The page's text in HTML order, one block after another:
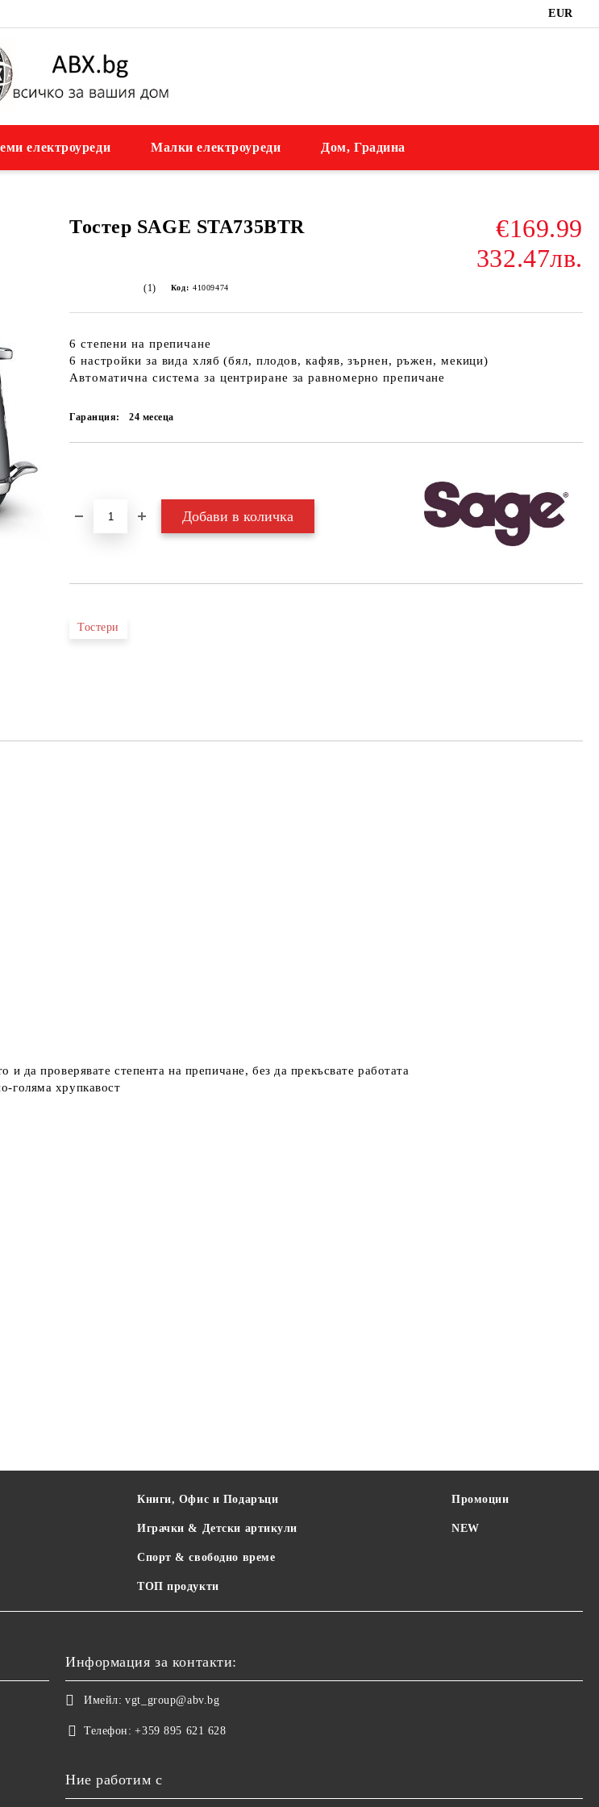
EUR
електроуреди Малки електроуреди Дом, Градина
Тостер SAGE STA735BTR
€169.99
332.47лв.
(1) Код: 41009474
6 степени на препичане
6 настройки за вида хляб (бял, плодов, кафяв, зърнен, ръжен, мекици)
Автоматична система за центриране за равномерно препичане
Гаранция: 24 месеца
Тостери
да проверявате степента на препичане, без да прекъсвате работата
голяма хрупкавост
Книги, Офис и Подаръци
Играчки & Детски артикули
Спорт & свободно време
ТОП продукти
Промоции
NEW
Информация за контакти:
Имейл: vgt_group@abv.bg
Телефон: +359 895 621 628
Ние работим с